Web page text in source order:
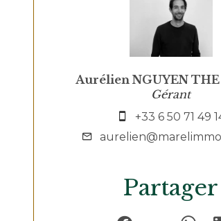
Aurélien NGUYEN
Gérant
+33 6 50 71 49
Partager